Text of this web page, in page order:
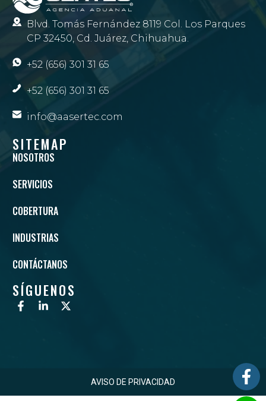
Blvd. Tomás Fernández 8119 Col. Los Parques
CP 32450, Cd. Juárez, Chihuahua.
+52 (656) 301 31 65
+52 (656) 301 31 65
info@aasertec.com
SITEMAP
NOSOTROS
SERVICIOS
COBERTURA
INDUSTRIAS
CONTÁCTANOS
SÍGUENOS
AVISO DE PRIVACIDAD